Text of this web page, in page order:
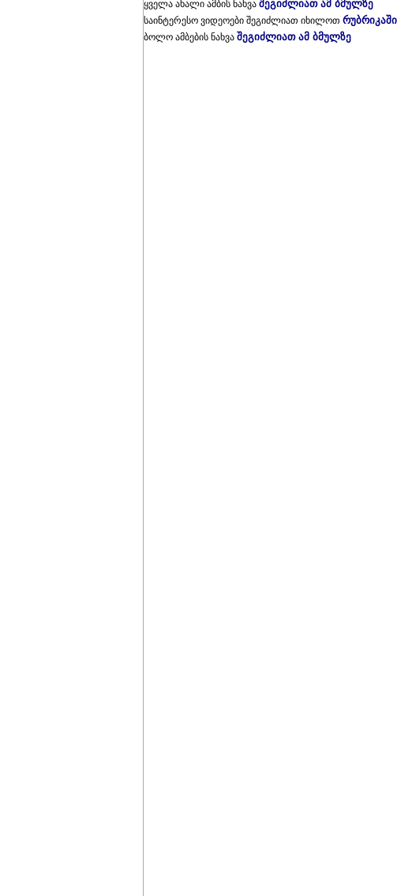
ყველა ახალი ამბის ნახვა შეგიძლიათ ამ ბმულზე
საინტერესო ვიდეოები შეგიძლიათ იხილოთ
ბოლო ამბების ნახვა შეგიძლიათ ამ ბმულზე